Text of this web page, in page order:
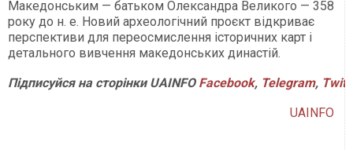
Македонським — батьком Олександра Великого — 358
року до н. е. Новий археологічний проєкт відкриває
перспективи для переосмислення історичних карт і
детального вивчення македонських династій.
Підписуйся на сторінки UAINFO Facebook, Telegram,
UAINFO